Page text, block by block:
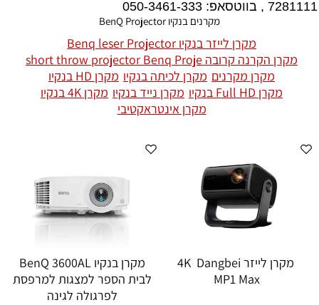
7281111 , בווטסאפ: 050-3461-333
מקרנים בנקיו BenQ Projector
מקרן לייזר בנקיו Benq leser Projector
מקרן הקרנה קרובה short throw projector Benq Proje
מקרן מקרנים מקרן לכיתה בנקיו מקרן HD בנקיו
מקרן Full HD בנקיו
מקרן נייד בנקיו מקרן 4K בנקיו
מקרן אינטראקטיבי
מקרן לייזר 4K Dangbei
MP1 Max
מקרן בנקיו BenQ 3600AL
לבית הספר למצגות למרפסת
לפרגולה לגינה